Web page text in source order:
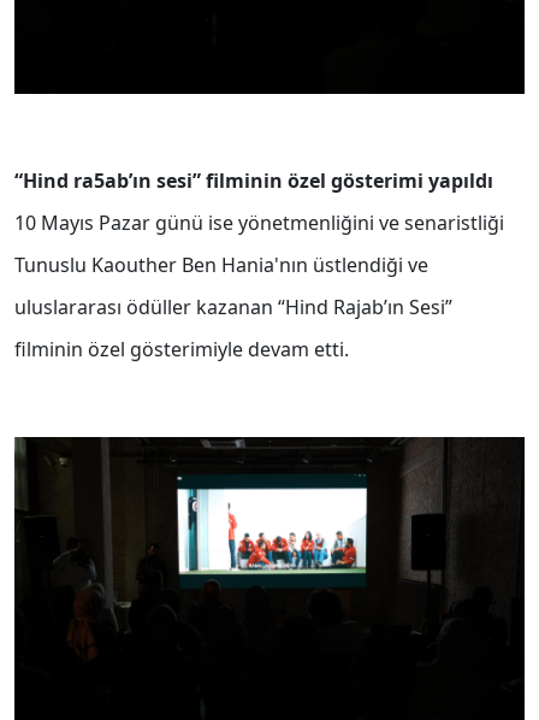
“Hind ra5ab’ın sesi” filminin özel gösterimi yapıldı
10 Mayıs Pazar günü ise yönetmenliğini ve senaristliği
Tunuslu Kaouther Ben Hania'nın üstlendiği ve
uluslararası ödüller kazanan “Hind Rajab’ın Sesi”
filminin özel gösterimiyle devam etti.